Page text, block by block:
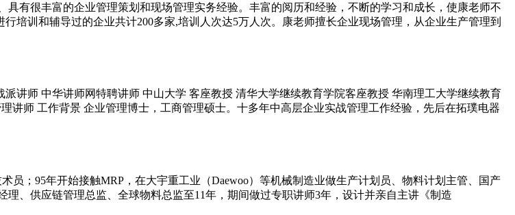
有很丰富的企业管理策划和现场管理实务经验。丰富的阅历和经验，不断的学习和成长，使康老师不
培训和辅导过的企业共计200多家,培训人次达5万人次。康老师擅长企业现场管理，从企业生产管理到
讲师 中华讲师网特聘讲师 中山大学 客座教授 清华大学继续教育学院客座教授 华南理工大学继续教育
讲师 工作背景 企业管理博士，工商管理硕士。十多年中高层企业实战管理工作经验，先后在拓璞电器
；95年开始接触MRP，在大宇重工业（Daewoo）等机械制造业做生产计划员、物料计划主管、国产
、供应链管理总监、全球物料总监至11年，期间做过专职讲师3年，设计并亲自主讲《制造